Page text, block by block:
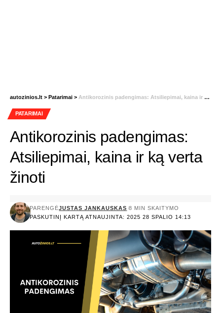
autozinios.lt > Patarimai > Antikorozinis padengimas: Atsiliepimai, kaina ir ką verta žinoti
PATARIMAI
Antikorozinis padengimas:
Atsiliepimai, kaina ir ką verta
žinoti
PASKUTINĮ KARTĄ ATNAUJINTA: 2025 28 SPALIO 14:13
PARENGĖJUSTAS JANKAUSKAS 8 MIN SKAITYMO